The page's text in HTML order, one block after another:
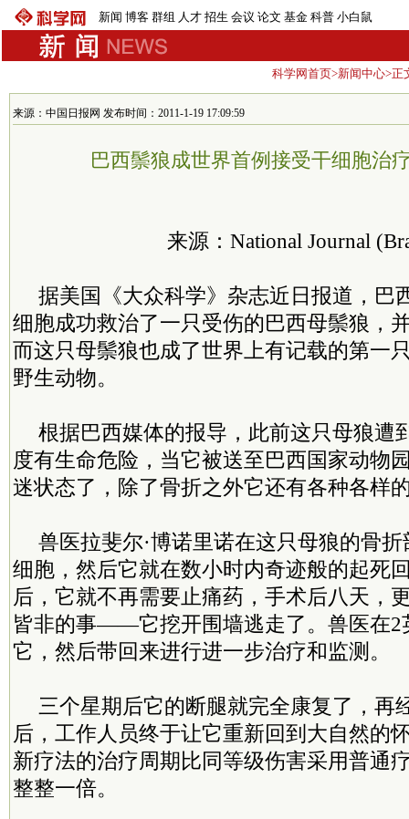
新闻 博客 群组 人才 招生 会议 论文 基金 科普 小白鼠
科学网首页>新闻中心>正
来源：中国日报网 发布时间：2011-1-19 17:09:59
巴西鬃狼成世界首例接受干细胞治
来源：National Journal
据美国《大众科学》杂志近日报道，巴
细胞成功救治了一只受伤的巴西母鬃狼，
而这只母鬃狼也成了世界上有记载的第一
野生动物。
根据巴西媒体的报导，此前这只母狼遭
度有生命危险，当它被送至巴西国家动物
迷状态了，除了骨折之外它还有各种各样
兽医拉斐尔·博诺里诺在这只母狼的骨
细胞，然后它就在数小时内奇迹般的起死
后，它就不再需要止痛药，手术后八天，
皆非的事——它挖开围墙逃走了。兽医在2
它，然后带回来进行进一步治疗和监测。
三个星期后它的断腿就完全康复了，再
后，工作人员终于让它重新回到大自然的
新疗法的治疗周期比同等级伤害采用普通
整整一倍。